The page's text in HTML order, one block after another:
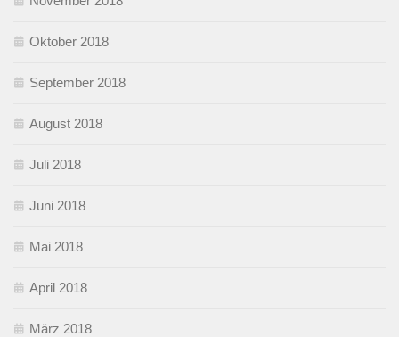
Oktober 2018
September 2018
August 2018
Juli 2018
Juni 2018
Mai 2018
April 2018
März 2018